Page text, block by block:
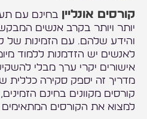
קורסים אונליין בחינם עם
יותר ויותר בקרב אנשים
והידע שלהם. עם הזמינות של
לאנשים יש הזדמנות ללמוד
אישורים יקרי ערך מבלי
מדריך זה יספק סקירה כללית
קורסים מקוונים בחינם
למצוא את הקורסים